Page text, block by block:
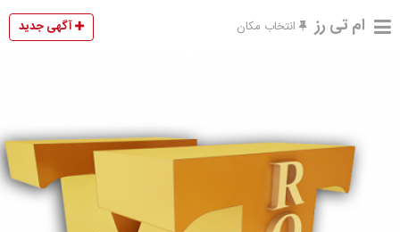
ام تی رز انتخاب مکان آگهی جدید